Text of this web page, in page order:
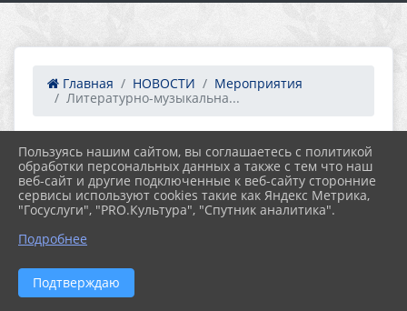
Главная НОВОСТИ
Мероприятия
Литературно-музыкальна...
10.03.2023 11:53 51
ЛИТЕРАТУРНО-МУЗЫКАЛЬНАЯ ГОСТИНАЯ
"АХ, ЭТА ЖЕНЩИНА ЗАГАДКА..."
Пользуясь нашим сайтом, вы соглашаетесь с политикой
обработки персональных данных а также с тем что наш
веб-сайт и другие подключенные к веб-сайту сторонние
сервисы используют cookies такие как Яндекс Метрика,
"Госуслуги", "PRO.Культура", "Спутник аналитика".
Подробнее
Подтверждаю